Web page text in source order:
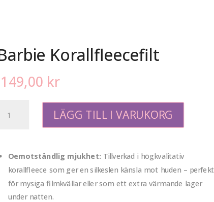
Korallfleecefilt
149,00 kr
Korallfleecefilt
LÄGG TILL I VARUKORG
Oemotståndlig mjukhet: Tillverkad i högkvalitativ
korallfleece som ger en silkeslen känsla mot huden – perfekt
för mysiga filmkvällar eller som ett extra värmande lager
under natten.